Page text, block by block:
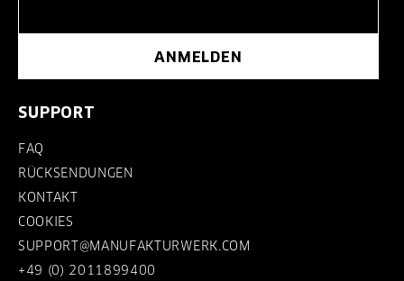
ANMELDEN
SUPPORT
FAQ
RÜCKSENDUNGEN
KONTAKT
COOKIES
SUPPORT@MANUFAKTURWERK.COM
+49 (0) 2011899400